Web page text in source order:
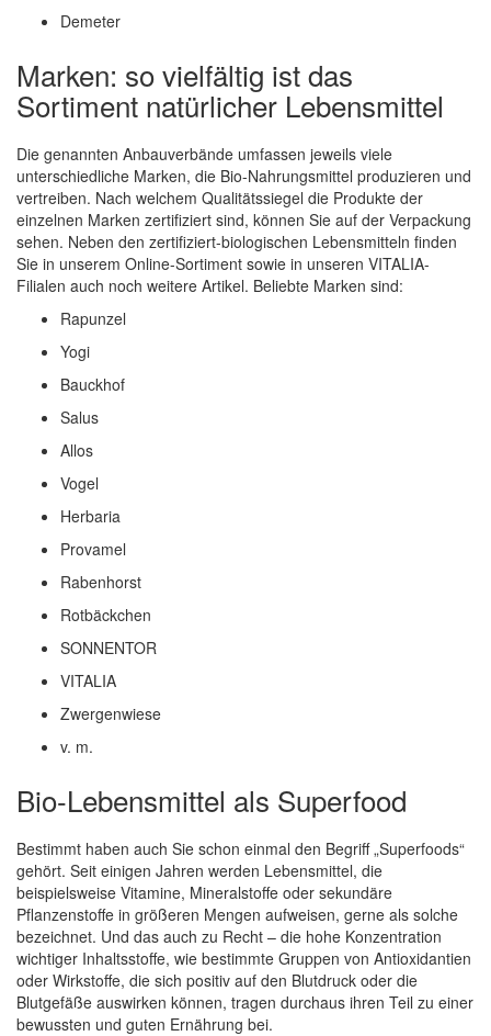
Demeter
Marken: so vielfältig ist das
Sortiment natürlicher Lebensmittel
Die genannten Anbauverbände umfassen jeweils viele
unterschiedliche Marken, die Bio-Nahrungsmittel produzieren und
vertreiben. Nach welchem Qualitätssiegel die Produkte der
einzelnen Marken zertifiziert sind, können Sie auf der Verpackung
sehen. Neben den zertifiziert-biologischen Lebensmitteln finden
Sie in unserem Online-Sortiment sowie in unseren VITALIA-
Filialen auch noch weitere Artikel. Beliebte Marken sind:
Rapunzel
Yogi
Bauckhof
Salus
Allos
Vogel
Herbaria
Provamel
Rabenhorst
Rotbäckchen
SONNENTOR
VITALIA
Zwergenwiese
v. m.
Bio-Lebensmittel als Superfood
Bestimmt haben auch Sie schon einmal den Begriff „Superfoods“
gehört. Seit einigen Jahren werden Lebensmittel, die
beispielsweise Vitamine, Mineralstoffe oder sekundäre
Pflanzenstoffe in größeren Mengen aufweisen, gerne als solche
bezeichnet. Und das auch zu Recht – die hohe Konzentration
wichtiger Inhaltsstoffe, wie bestimmte Gruppen von Antioxidantien
oder Wirkstoffe, die sich positiv auf den Blutdruck oder die
Blutgefäße auswirken können, tragen durchaus ihren Teil zu einer
bewussten und guten Ernährung bei.